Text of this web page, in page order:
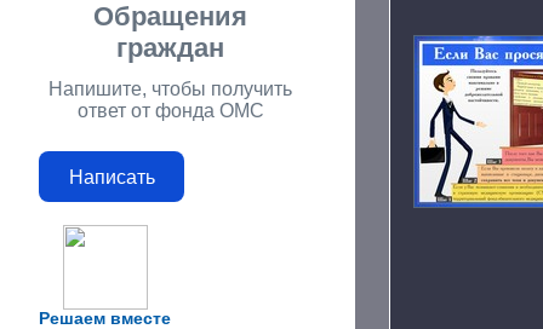
Решаем вместе
Обращения
граждан
Напишите, чтобы получить
ответ от фонда ОМС
Написать